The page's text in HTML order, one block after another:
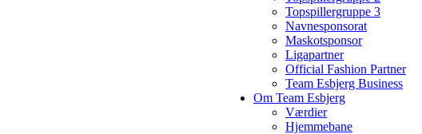
Topspillergruppe 3
Navnesponsorat
Maskotsponsor
Ligapartner
Official Fashion Partner
Team Esbjerg Business
Om Team Esbjerg
Værdier
Hjemmebane